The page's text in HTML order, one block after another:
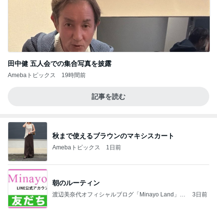
田中健 五人会での集合写真を披露
Amebaトピックス 19時間前
記事を読む
秋まで使えるブラウンのマキシスカート
Amebaトピックス 1日前
朝のルーティン
渡辺美奈代オフィシャルブログ「Minayo Land」P
3日前